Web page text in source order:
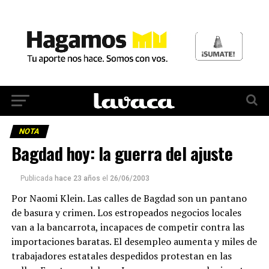
NOTA
Bagdad hoy: la guerra del ajuste
Publicada hace 23 años el 26/06/2003
Por Naomi Klein. Las calles de Bagdad son un pantano
de basura y crimen. Los estropeados negocios locales
van a la bancarrota, incapaces de competir contra las
importaciones baratas. El desempleo aumenta y miles de
trabajadores estatales despedidos protestan en las